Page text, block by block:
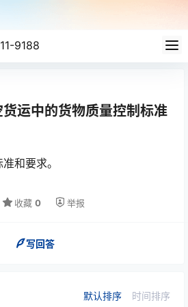
9188
运中的货物质量控制标准
和要求。
收藏 0 举报
写回答
默认排序 时间排序